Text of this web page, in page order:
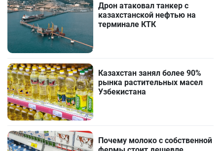
Дрон атаковал танкер с
казахстанской нефтью на
терминале КТК
Казахстан занял более 90%
рынка растительных масел
Узбекистана
Почему молоко с собственной